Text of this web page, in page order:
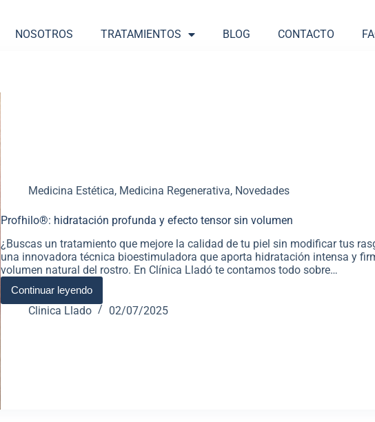
NOSOTROS TRATAMIENTOS BLOG CONTACTO
Medicina Estética, Medicina Regenerativa, Novedades
Profhilo®: hidratación profunda y efecto tensor sin volumen
¿Buscas un tratamiento que mejore la calidad de tu piel sin modificar tus
una innovadora técnica bioestimuladora que aporta hidratación intensa y
volumen natural del rostro. En Clínica Lladó te contamos todo sobre…
Continuar leyendo
Clinica Llado 02/07/2025